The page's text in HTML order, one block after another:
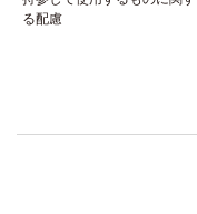
る配慮